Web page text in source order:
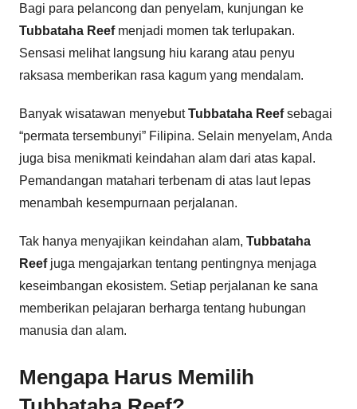
Bagi para pelancong dan penyelam, kunjungan ke
Tubbataha Reefmenjadi momen tak terlupakan.
Sensasi melihat langsung hiu karang atau penyu
raksasa memberikan rasa kagum yang mendalam.
Banyak wisatawan menyebutTubbataha Reefsebagai
“permata tersembunyi” Filipina. Selain menyelam, Anda
juga bisa menikmati keindahan alam dari atas kapal.
Pemandangan matahari terbenam di atas laut lepas
menambah kesempurnaan perjalanan.
Tak hanya menyajikan keindahan alam, Tubbataha
Reefjuga mengajarkan tentang pentingnya menjaga
keseimbangan ekosistem. Setiap perjalanan ke sana
memberikan pelajaran berharga tentang hubungan
manusia dan alam.
Mengapa Harus Memilih